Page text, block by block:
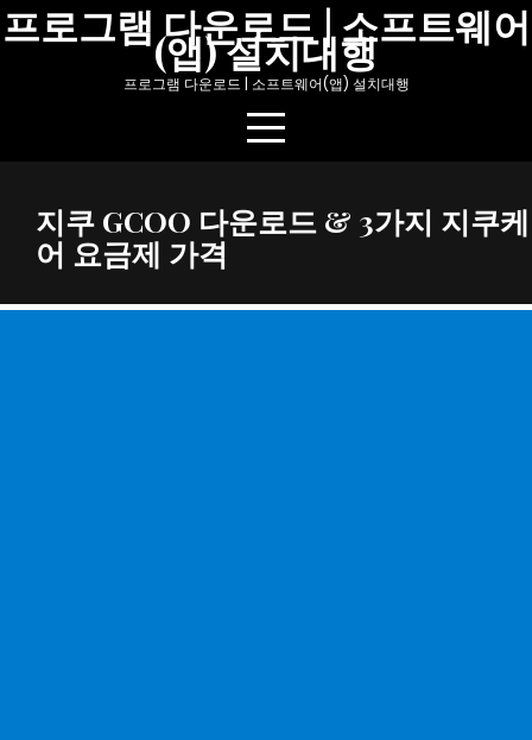
Skip
to
프로그램 다운로드 | 소프트웨어
(앱) 설치대행
프로그램 다운로드 | 소프트웨어(앱) 설치대행
지쿠 GCOO 다운로드 & 3가지 지쿠케
어 요금제 가격